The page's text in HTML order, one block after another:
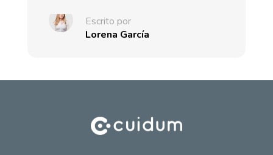
Escrito por
Lorena García